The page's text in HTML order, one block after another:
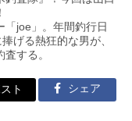
「joe」。年間釣行日
げる熱狂的な男が、
する。
ト シェア